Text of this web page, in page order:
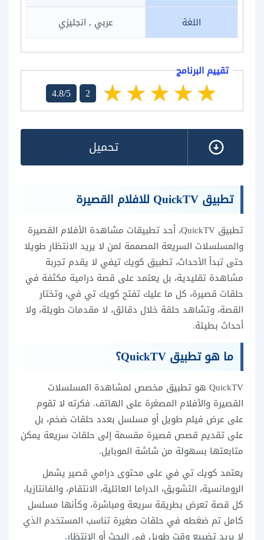
اللغة
عربي , انجليزي
تقييم البرنامج
4.8/5 2
تحميل
تطبيق QuickTV للافلام القصيرة
تطبيق QuickTV، أحد تطبيقات مشاهدة الأفلام القصيرة
والمسلسلات السريعة المصممة لمن لا يريد الانتظار طويلا
حتى تبدأ الأحداث، تطبيق كويك تيفي لا يقدم تجربة
مشاهدة تقليدية، بل يعتمد على قصة درامية مكثفة في
حلقات قصيرة، كل ما عليك تفتح كويك تي في، وتختار
القصة، وتشاهد حلقة خلال دقائق، لا مقدمات طويلة، ولا
أحداث بطيئة.
ما هو تطبيق QuickTV؟
QuickTV هو تطبيق مخصص لمشاهدة المسلسلات
القصيرة والأفلام المصغرة على الهاتف. فكرته لا تقوم
على عرض فيلم طويل أو مسلسل بعدد حلقات ضخم، بل
على تقديم قصص قصيرة مقسمة إلى حلقات سريعة يمكن
متابعتها بسهولة من شاشة الموبايل.
يعتمد كويك تي في على محتوى درامي قصير يشمل
الرومانسية، التشويق، الدراما العائلية، الانتقام، والفانتازيا،
كل قصة تعرض بطريقة سريعة ومباشرة، وكأنها مسلسل
كامل تم ضغطه في حلقات صغيرة تناسب المستخدم الذي
لا يريد تضييع وقت طويل في البحث أو الانتظار.